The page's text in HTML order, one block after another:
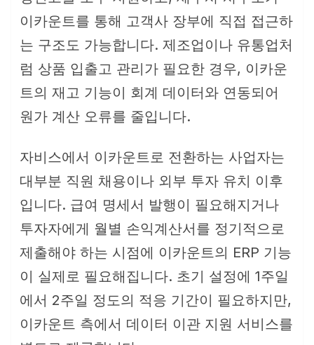
이카운트를 통해 고객사 장부에 직접 접근하
는 구조도 가능합니다. 제조업이나 유통업처
럼 상품 입출고 관리가 필요한 경우, 이카운
트의 재고 기능이 회계 데이터와 연동되어
원가 계산 오류를 줄입니다.
자비스에서 이카운트로 전환하는 사업자는
대부분 직원 채용이나 외부 투자 유치 이후
입니다. 급여 명세서 발행이 필요해지거나
투자자에게 월별 손익계산서를 정기적으로
제출해야 하는 시점에 이카운트의 ERP 기능
이 실제로 필요해집니다. 초기 설정에 1주일
에서 2주일 정도의 적응 기간이 필요하지만,
이카운트 측에서 데이터 이관 지원 서비스를